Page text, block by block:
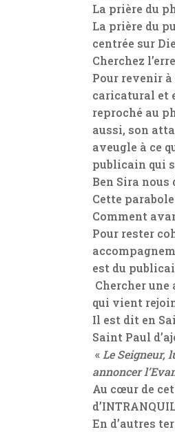
La prière du
La prière du
centrée sur
Cherchez
Pour revenir
caricatural et
reproché au
aussi, son
aveugle à ce
publicain qui
Ben Sira nous
Cette
Comment
Pour rester
est du
Chercher
qui vient
Il est dit en
Saint Paul
« Le Seigneur,
annoncer
Au cœur de
En d’autres